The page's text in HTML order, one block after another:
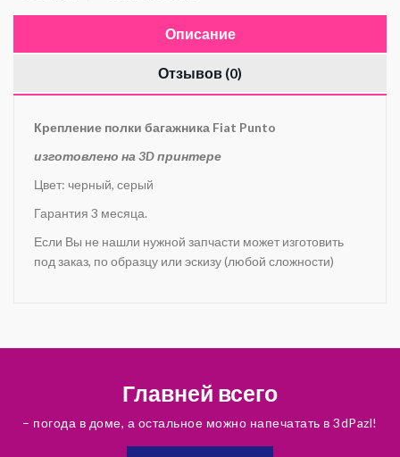
Описание
Отзывов (0)
Крепление полки багажника Fiat Punto
изготовлено на 3D принтере
Цвет: черный, серый
Гарантия 3 месяца.
Если Вы не нашли нужной запчасти может изготовить
под заказ, по образцу или эскизу (любой сложности)
Главней всего
– погода в доме, а остальное можно напечатать в 3dPazl!